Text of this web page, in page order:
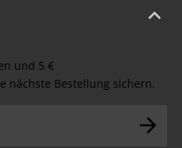
und 5 €
nächste Bestellung sichern.